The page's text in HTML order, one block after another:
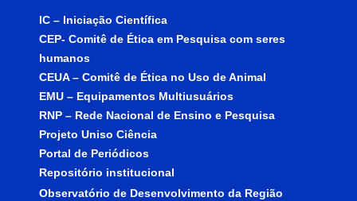
IC – Iniciação Científica
CEP- Comitê de Ética em Pesquisa com seres
humanos
CEUA – Comitê de Ética no Uso de Animal
EMU – Equipamentos Multiusuários
RNP – Rede Nacional de Ensino e Pesquisa
Projeto Uniso Ciência
Portal de Periódicos
Repositório institucional
Observatório de Desenvolvimento da Região